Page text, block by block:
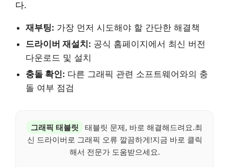
다.
재부팅: 가장 먼저 시도해야 할 간단한 해결책
드라이버 재설치: 공식 홈페이지에서 최신 버전
다운로드 및 설치
충돌 확인: 다른 그래픽 관련 소프트웨어와의 충
돌 여부 점검
그래픽 태블릿
태블릿 문제, 바로 해결해드려요.최
신 드라이버로 그래픽 오류 깔끔하게!지금 바로 클릭
해서 전문가 도움받으세요.